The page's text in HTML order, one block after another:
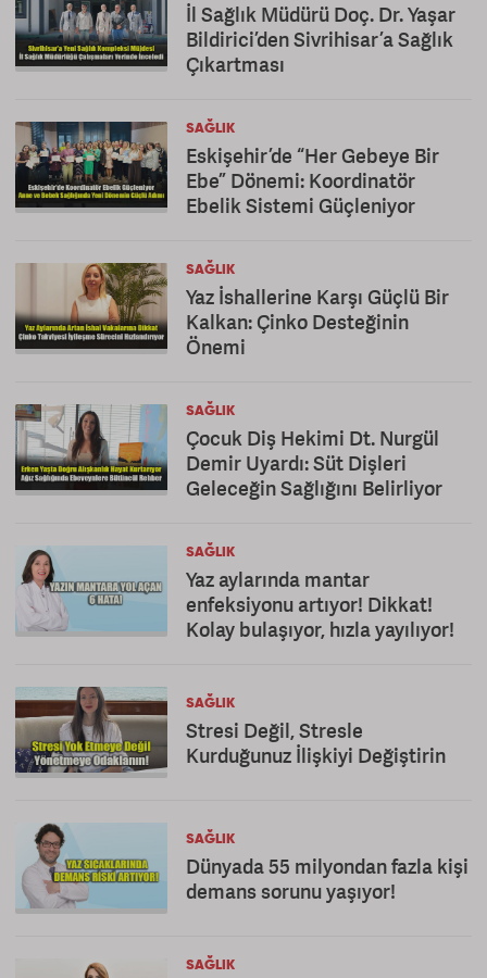
İl Sağlık Müdürü Doç. Dr. Yaşar
Bildirici’den Sivrihisar’a Sağlık
Çıkartması
SAĞLIK
Eskişehir’de “Her Gebeye Bir
Ebe” Dönemi: Koordinatör
Ebelik Sistemi Güçleniyor
SAĞLIK
Yaz İshallerine Karşı Güçlü Bir
Kalkan: Çinko Desteğinin
Önemi
SAĞLIK
Çocuk Diş Hekimi Dt. Nurgül
Demir Uyardı: Süt Dişleri
Geleceğin Sağlığını Belirliyor
SAĞLIK
Yaz aylarında mantar
enfeksiyonu artıyor! Dikkat!
Kolay bulaşıyor, hızla yayılıyor!
SAĞLIK
Stresi Değil, Stresle
Kurduğunuz İlişkiyi Değiştirin
SAĞLIK
Dünyada 55 milyondan fazla kişi
demans sorunu yaşıyor!
SAĞLIK